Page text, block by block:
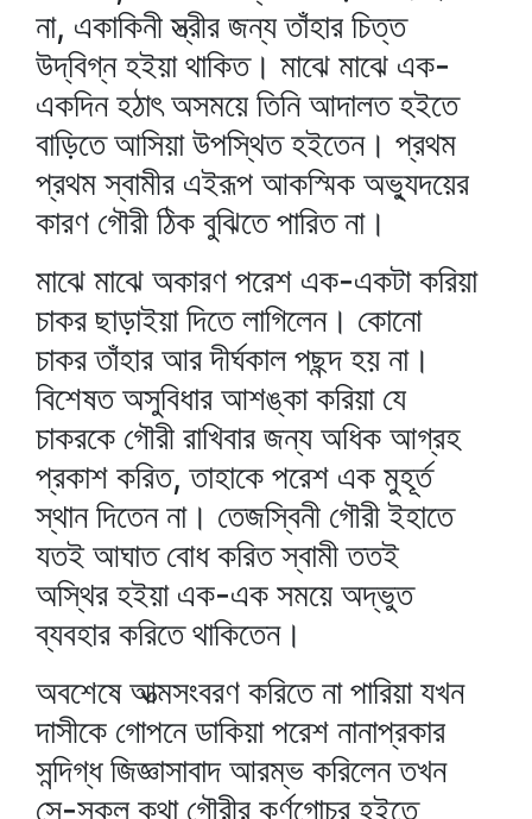
না, একাকিনী স্ত্রীর জন্য তাঁহার চিত্ত
উদ্‌বিগ্ন হইয়া থাকিত। মাঝে মাঝে এক-
একদিন হঠাৎ অসময়ে তিনি আদালত হইতে
বাড়িতে আসিয়া উপস্থিত হইতেন। প্রথম
প্রথম স্বামীর এইরূপ আকস্মিক অভ্যুদয়ের
কারণ গৌরী ঠিক বুঝিতে পারিত না।
মাঝে মাঝে অকারণ পরেশ এক-একটা করিয়া
চাকর ছাড়াইয়া দিতে লাগিলেন। কোনো
চাকর তাঁহার আর দীর্ঘকাল পছন্দ হয় না।
বিশেষত অসুবিধার আশঙ্কা করিয়া যে
চাকরকে গৌরী রাখিবার জন্য অধিক আগ্রহ
প্রকাশ করিত, তাহাকে পরেশ এক মুহূর্ত
স্থান দিতেন না। তেজস্বিনী গৌরী ইহাতে
যতই আঘাত বোধ করিত স্বামী ততই
অস্থির হইয়া এক-এক সময়ে অদ্ভুত
ব্যবহার করিতে থাকিতেন।
অবশেষে আত্মসংবরণ করিতে না পারিয়া যখন
দাসীকে গোপনে ডাকিয়া পরেশ নানাপ্রকার
সন্দিগ্ধ জিজ্ঞাসাবাদ আরম্ভ করিলেন তখন
সে-সকল কথা গৌরীর কর্ণগোচর হইতে